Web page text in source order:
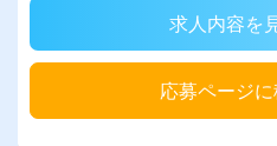
求人内容を
応募ページ